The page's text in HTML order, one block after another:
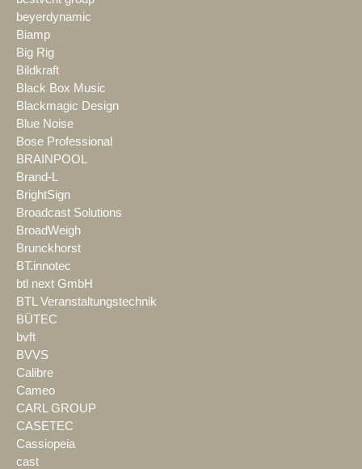
beyerdynamic
Biamp
Big Rig
Bildkraft
Black Box Music
Blackmagic Design
Blue Noise
Bose Professional
BRAINPOOL
Brand-L
BrightSign
Broadcast Solutions
BroadWeigh
Brunckhorst
BT.innotec
btl next GmbH
BTL Veranstaltungstechnik
BÜTEC
bvft
BVVS
Calibre
Cameo
CARL GROUP
CASETEC
Cassiopeia
cast